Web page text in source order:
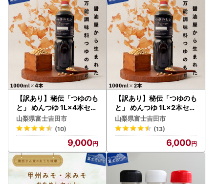
【訳あり】秘伝「つゆのも
と」 めんつゆ 1L×4本セッ
ト (鳴川の万能調味料)
山梨県富士吉田市
(10)
9,000
【訳あり】秘伝「つゆのも
と」 めんつゆ 1L×2本セッ
ト (鳴川の万能調味料)
山梨県富士吉田市
(13)
6,000